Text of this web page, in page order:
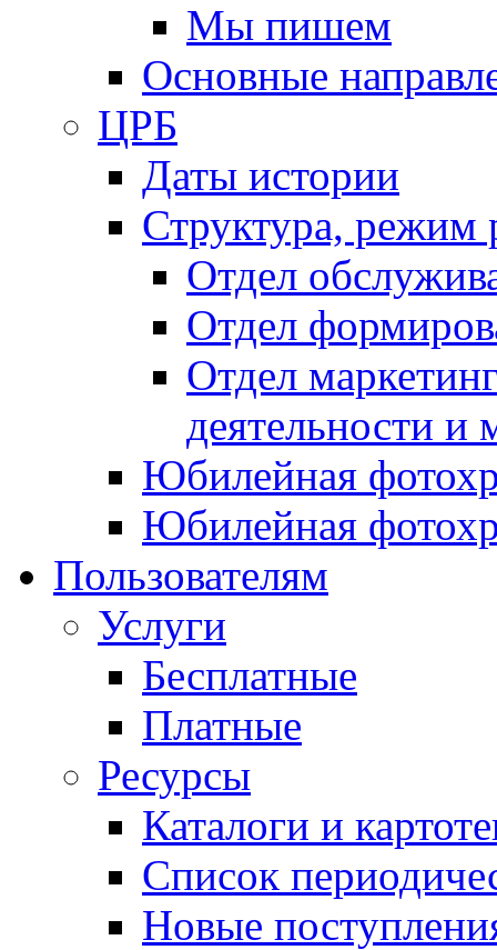
Мы пишем
Основные
ЦРБ
Даты истории
Структура, режим
Отдел
Отдел
Отдел
деятельности и
Юбилейная
Юбилейная
Пользователям
Услуги
Бесплатные
Платные
Ресурсы
Каталоги и
Список
Новые